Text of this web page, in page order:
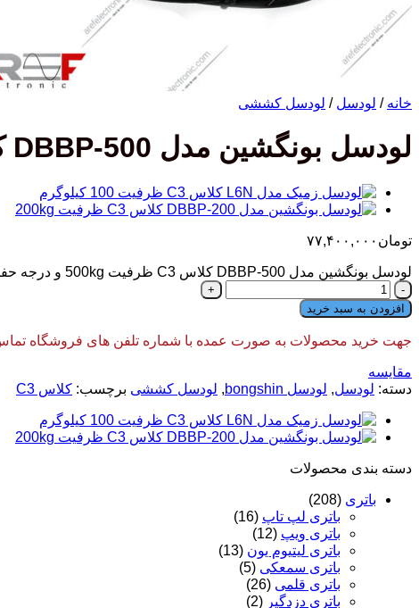
خانه / لودسل / لودسل کششی
لودسل بونگشین مدل DBBP-500 کلاس C3 ظرفیت 500kg
تومان ۷۷,۴۰۰,۰۰۰
لودسل بونگشین مدل DBBP-500 کلاس C3 ظرفیت 500kg و درجه حفاظت IP67 است. این مدل دارای استاندارد های OIML وNTEP می باشد و محصول کشور کره است.
لودسل
بونگشین
مدل
DBBP-
کلاس
C3
500kg
عدد
افزودن به سبد خرید
جهت خرید محصولات به صورت عمده با شماره تلفن های فروشگاه تماس
مقایسه
دسته: لودسل, لودسل bongshin , لودسل کششی برچسب: کلاس C3
دسته‌ بندی محصولات
باتری (208)
باتری لپ تاپ (16)
باتری ویپ (12)
باتری لیتیوم یون (13)
باتری سمعکی (5)
باتری قلمی (26)
باتری دزدگیر (2)